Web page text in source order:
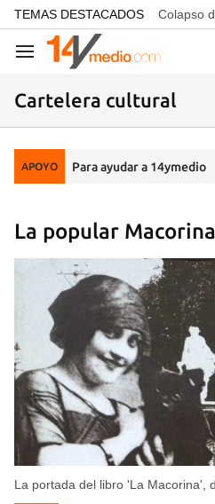
common.go-to-content
TEMAS DESTACADOS Colapso
Navegación
Cartelera cultural
APOYO Para ayudar a 14ymedio
La popular Macorina
La portada del libro 'La Macorina',